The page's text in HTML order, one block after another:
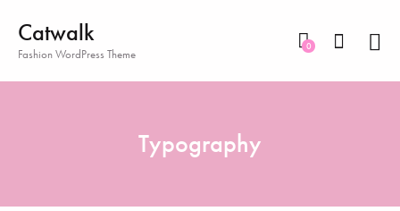
Catwalk
Fashion WordPress Theme
0
Typography